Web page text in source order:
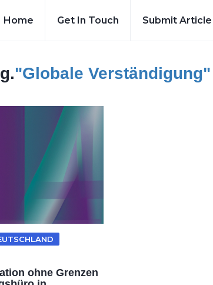
Home Get In Touch Submit Article
"globale Verständigung"
ohne Grenzen